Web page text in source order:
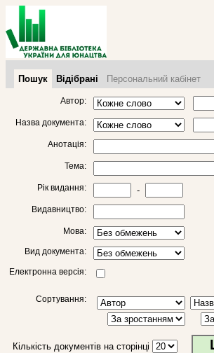
Пошук Відібрані Персональний кабінет
Автор:
Назва документа:
Анотація:
Тема:
Рік видання: -
Видавництво:
Мова:
Вид документа:
Електронна версія:
Сортування:
Кількість документів на сторінці